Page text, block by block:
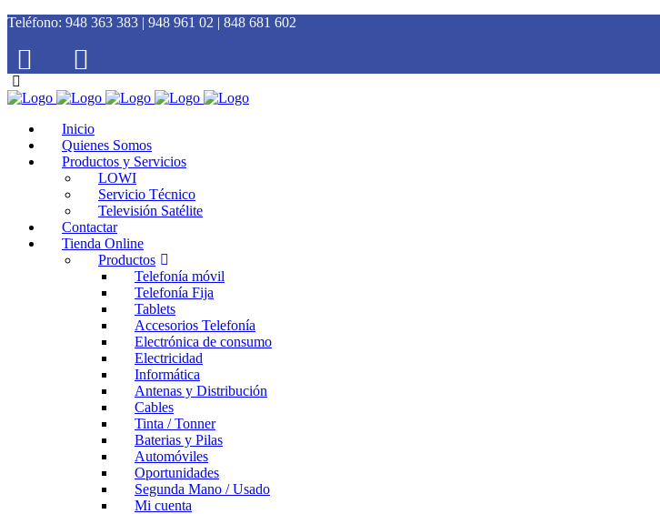
Teléfono: 948 363 383 | 948 961 02 | 848 681 602
Inicio
Quienes Somos
Productos y Servicios
LOWI
Servicio Técnico
Televisión Satélite
Contactar
Tienda Online
Productos
Telefonía móvil
Telefonía Fija
Tablets
Accesorios Telefonía
Electrónica de consumo
Electricidad
Informática
Antenas y Distribución
Cables
Tinta / Tonner
Baterias y Pilas
Automóviles
Oportunidades
Segunda Mano / Usado
Mi cuenta